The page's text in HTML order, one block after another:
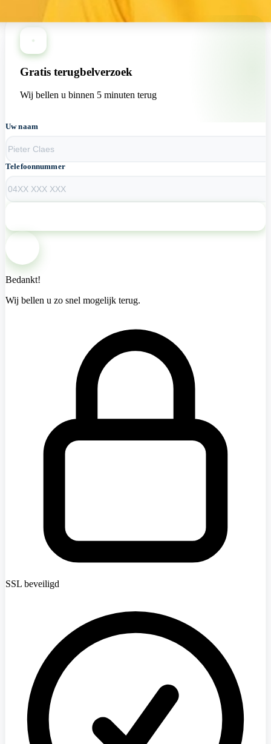
+13 loodgieters beschikbaar nu
Gratis terugbelverzoek
Wij bellen u binnen 5 minuten terug
Uw naam
Telefoonnummer
Bedankt!
Wij bellen u zo snel mogelijk terug.
SSL beveiligd